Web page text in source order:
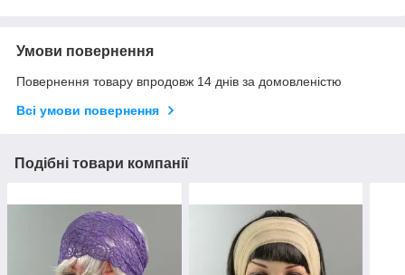
Умови повернення
Повернення товару впродовж 14 днів за домовленістю
Всі умови повернення
Подібні товари компанії